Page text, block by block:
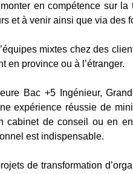
en compétence sur la
et à venir ainsi que via des
mixtes chez des
en province ou à l’étranger.
Bac +5 Ingénieur,
expérience réussie de
cabinet de conseil ou en
est indispensable.
de transformation